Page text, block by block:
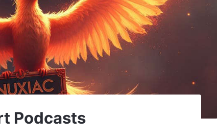
Podcasts